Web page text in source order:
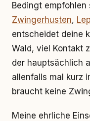
Bedingt
Zwingerhusten,
entscheidet deine
Wald, viel Kontakt
der hauptsächlich
allenfalls mal kurz
braucht keine
Meine ehrliche